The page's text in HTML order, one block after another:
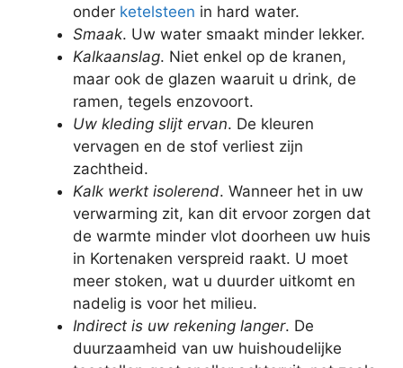
onder ketelsteen in hard water.
Smaak. Uw water smaakt minder lekker.
Kalkaanslag. Niet enkel op de kranen,
maar ook de glazen waaruit u drink, de
ramen, tegels enzovoort.
Uw kleding slijt ervan. De kleuren
vervagen en de stof verliest zijn
zachtheid.
Kalk werkt isolerend. Wanneer het in uw
verwarming zit, kan dit ervoor zorgen dat
de warmte minder vlot doorheen uw huis
in Kortenaken verspreid raakt. U moet
meer stoken, wat u duurder uitkomt en
nadelig is voor het milieu.
Indirect is uw rekening langer. De
duurzaamheid van uw huishoudelijke